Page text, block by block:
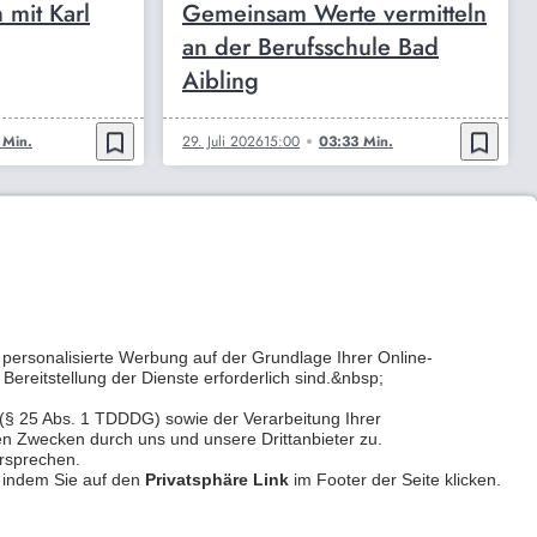
mit Karl
bookmark_border
Gemeinsam Werte vermitteln
an der Berufsschule Bad
Aibling
29. Juli 202615:00 03:33 Min. bookmark_border